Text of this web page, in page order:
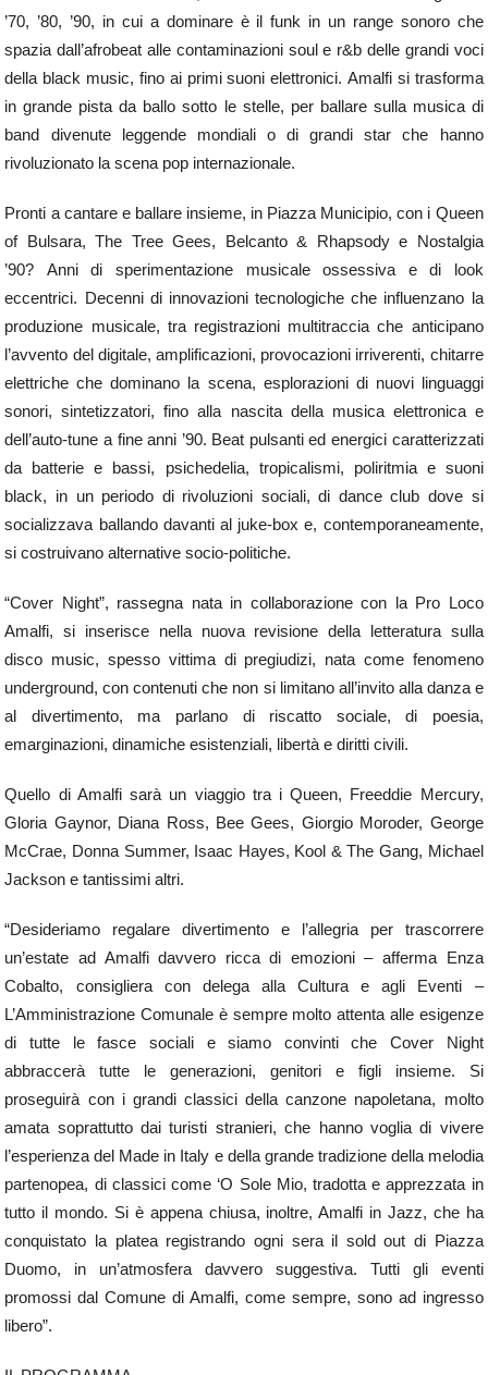
’70, ’80, ’90, in cui a dominare è il funk in un range sonoro che
spazia dall’afrobeat alle contaminazioni soul e r&b delle grandi voci
della black music, fino ai primi suoni elettronici. Amalfi si trasforma
in grande pista da ballo sotto le stelle, per ballare sulla musica di
band divenute leggende mondiali o di grandi star che hanno
rivoluzionato la scena pop internazionale.
Pronti a cantare e ballare insieme, in Piazza Municipio, con i Queen
of Bulsara, The Tree Gees, Belcanto & Rhapsody e Nostalgia
’90? Anni di sperimentazione musicale ossessiva e di look
eccentrici. Decenni di innovazioni tecnologiche che influenzano la
produzione musicale, tra registrazioni multitraccia che anticipano
l’avvento del digitale, amplificazioni, provocazioni irriverenti, chitarre
elettriche che dominano la scena, esplorazioni di nuovi linguaggi
sonori, sintetizzatori, fino alla nascita della musica elettronica e
dell’auto-tune a fine anni ’90. Beat pulsanti ed energici caratterizzati
da batterie e bassi, psichedelia, tropicalismi, poliritmia e suoni
black, in un periodo di rivoluzioni sociali, di dance club dove si
socializzava ballando davanti al juke-box e, contemporaneamente,
si costruivano alternative socio-politiche.
“Cover Night”, rassegna nata in collaborazione con la Pro Loco
Amalfi, si inserisce nella nuova revisione della letteratura sulla
disco music, spesso vittima di pregiudizi, nata come fenomeno
underground, con contenuti che non si limitano all’invito alla danza e
al divertimento, ma parlano di riscatto sociale, di poesia,
emarginazioni, dinamiche esistenziali, libertà e diritti civili.
Quello di Amalfi sarà un viaggio tra i Queen, Freeddie Mercury,
Gloria Gaynor, Diana Ross, Bee Gees, Giorgio Moroder, George
McCrae, Donna Summer, Isaac Hayes, Kool & The Gang, Michael
Jackson e tantissimi altri.
“Desideriamo regalare divertimento e l’allegria per trascorrere
un’estate ad Amalfi davvero ricca di emozioni – afferma Enza
Cobalto, consigliera con delega alla Cultura e agli Eventi –
L’Amministrazione Comunale è sempre molto attenta alle esigenze
di tutte le fasce sociali e siamo convinti che Cover Night
abbraccerà tutte le generazioni, genitori e figli insieme. Si
proseguirà con i grandi classici della canzone napoletana, molto
amata soprattutto dai turisti stranieri, che hanno voglia di vivere
l’esperienza del Made in Italy e della grande tradizione della melodia
partenopea, di classici come ‘O Sole Mio, tradotta e apprezzata in
tutto il mondo. Si è appena chiusa, inoltre, Amalfi in Jazz, che ha
conquistato la platea registrando ogni sera il sold out di Piazza
Duomo, in un’atmosfera davvero suggestiva. Tutti gli eventi
promossi dal Comune di Amalfi, come sempre, sono ad ingresso
libero”.